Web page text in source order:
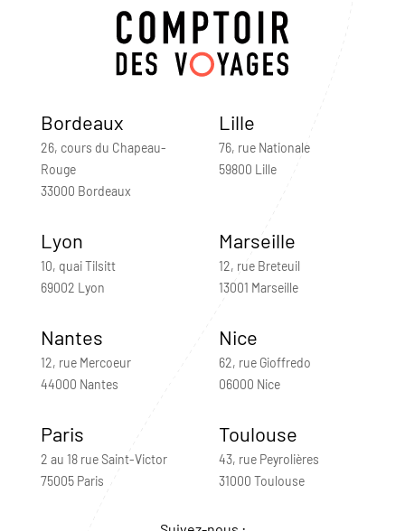
Bordeaux
26, cours du Chapeau-
Rouge
33000 Bordeaux
Lille
76, rue Nationale
59800 Lille
Lyon
10, quai Tilsitt
69002 Lyon
Marseille
12, rue Breteuil
13001 Marseille
Nantes
12, rue Mercoeur
44000 Nantes
Nice
62, rue Gioffredo
06000 Nice
Paris
2 au 18 rue Saint-Victor
75005 Paris
Toulouse
43, rue Peyrolières
31000 Toulouse